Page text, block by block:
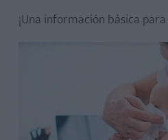
¡Una información básica